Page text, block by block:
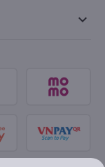
keyboard_arrow_down